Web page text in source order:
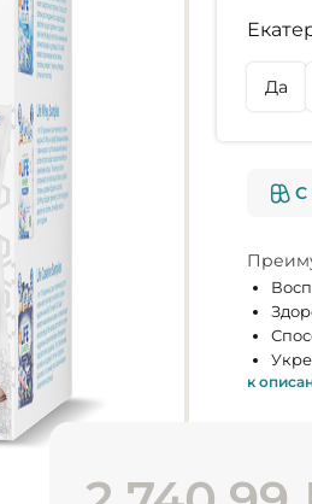
Да
г.
С
к